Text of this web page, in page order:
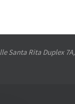
Santa Rita Duplex